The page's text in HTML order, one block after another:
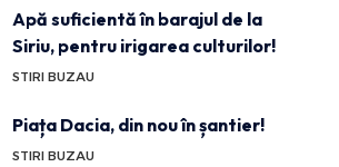
Apă suficientă în barajul de la
Siriu, pentru irigarea culturilor!
STIRI BUZAU
Piața Dacia, din nou în șantier!
STIRI BUZAU